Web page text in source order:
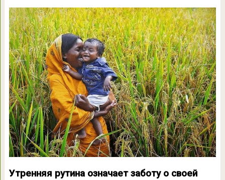
Утренняя рутина означает заботу о своей